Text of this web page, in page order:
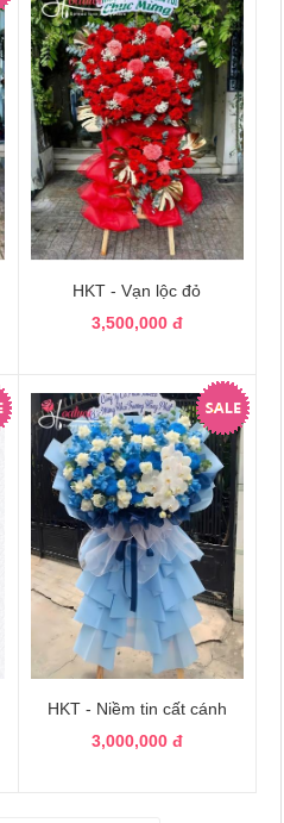
HKT - Vạn lộc đỏ
3,500,000 đ
HKT - Niềm tin cất cánh
3,000,000 đ